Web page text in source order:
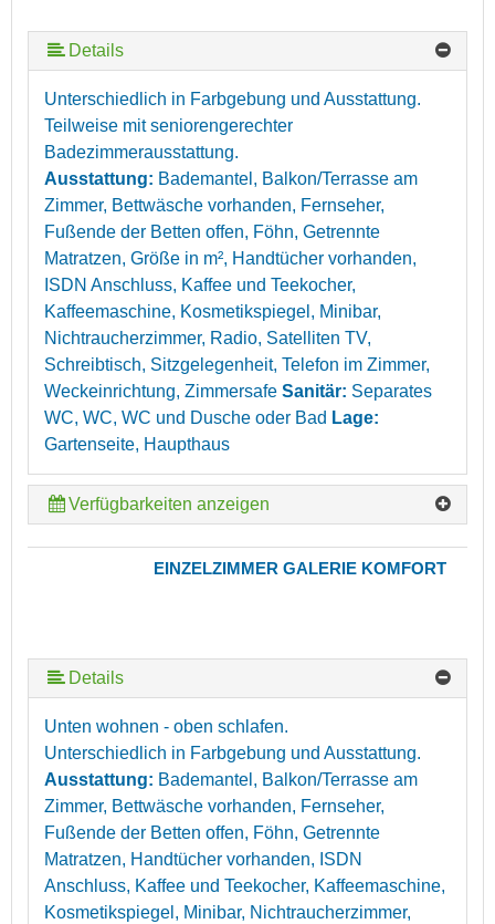
Details
Unterschiedlich in Farbgebung und Ausstattung.
Teilweise mit seniorengerechter
Badezimmerausstattung.
Ausstattung: Bademantel, Balkon/Terrasse am
Zimmer, Bettwäsche vorhanden, Fernseher,
Fußende der Betten offen, Föhn, Getrennte
Matratzen, Größe in m², Handtücher vorhanden,
ISDN Anschluss, Kaffee und Teekocher,
Kaffeemaschine, Kosmetikspiegel, Minibar,
Nichtraucherzimmer, Radio, Satelliten TV,
Schreibtisch, Sitzgelegenheit, Telefon im Zimmer,
Weckeinrichtung, Zimmersafe Sanitär: Separates
WC, WC, WC und Dusche oder Bad Lage:
Gartenseite, Haupthaus
Verfügbarkeiten anzeigen
EINZELZIMMER GALERIE KOMFORT
Details
Unten wohnen - oben schlafen.
Unterschiedlich in Farbgebung und Ausstattung.
Ausstattung: Bademantel, Balkon/Terrasse am
Zimmer, Bettwäsche vorhanden, Fernseher,
Fußende der Betten offen, Föhn, Getrennte
Matratzen, Handtücher vorhanden, ISDN
Anschluss, Kaffee und Teekocher, Kaffeemaschine,
Kosmetikspiegel, Minibar, Nichtraucherzimmer,